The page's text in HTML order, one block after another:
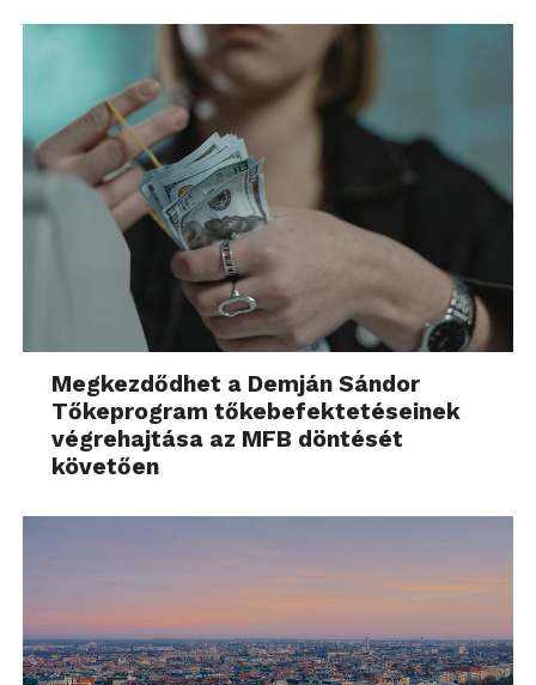
Megkezdődhet a Demján Sándor
Tőkeprogram tőkebefektetéseinek
végrehajtása az MFB döntését
követően